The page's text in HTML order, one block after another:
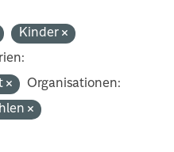
Kinder
Organisationen: